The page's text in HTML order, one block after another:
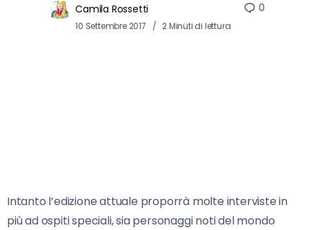
Camila Rossetti
10 Settembre 2017 2 Minuti di lettura
0
Intanto l’edizione attuale proporrà molte interviste in
più ad ospiti speciali, sia personaggi noti del mondo